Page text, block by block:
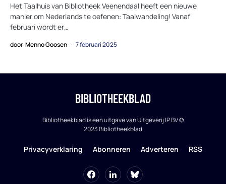
Het Taalhuis van Bibliotheek Veenendaal heeft een nieuwe
manier om Nederlands te oefenen: Taalwandeling! Vanaf
februari wordt er…
door Menno Goosen 7 februari 2025
BIBLIOTHEEKBLAD
Bibliotheekblad is een uitgave van Uitgeverij IP BV ©
2023 Bibliotheekblad
Privacyverklaring Abonneren Adverteren RSS